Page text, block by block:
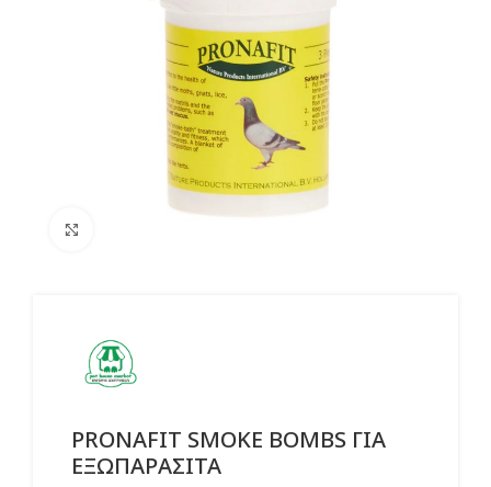
PRONAFIT SMOKE BOMBS ΓΙΑ
ΕΞΩΠΑΡΑΣΙΤΑ